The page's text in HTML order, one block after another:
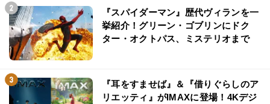
『スパイダーマン』歴代ヴィランを一
挙紹介！グリーン・ゴブリンにドク
ター・オクトパス、ミステリオまで
『耳をすませば』＆『借りぐらしのア
リエッティ』がIMAXに登場！4Kデジ